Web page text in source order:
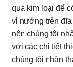
qua kim loại để
vỉ nướng trên đĩa
nên chúng tôi
với các chi tiết
chúng tôi nhận